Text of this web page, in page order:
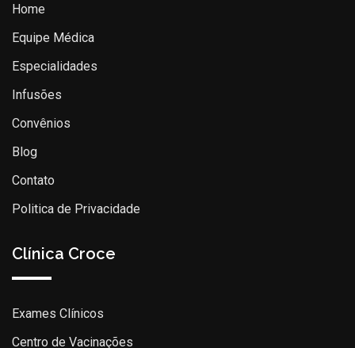
Home
Equipe Médica
Especialidades
Infusões
Convênios
Blog
Contato
Politica de Privacidade
Clínica Croce
Exames Clínicos
Centro de Vacinações